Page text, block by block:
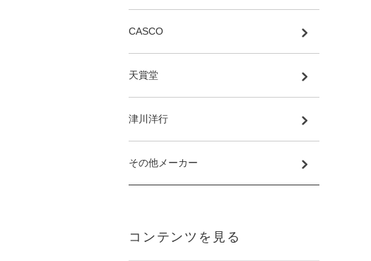
CASCO
天賞堂
津川洋行
その他メーカー
コンテンツを見る